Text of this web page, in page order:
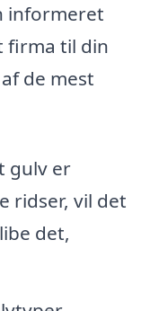
informeret
firma til din
de mest
gulv er
ridser, vil det
det,